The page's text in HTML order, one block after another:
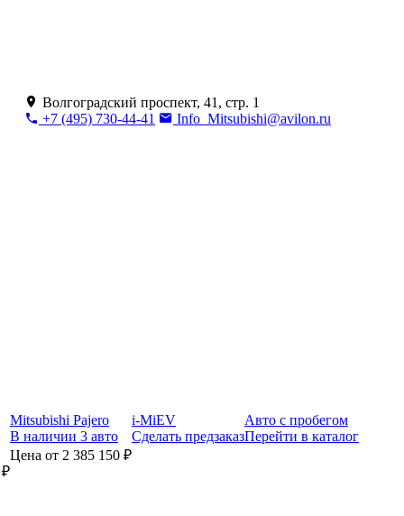
Волгоградский проспект, 41, стр. 1
+7 (495) 730-44-41
Info_Mitsubishi@avilon.ru
₽
Mitsubishi Pajero
В наличии 3 авто
Цена от 2 385 150 ₽
i-MiEV
Сделать предзаказ
Авто с пробегом
Перейти в каталог